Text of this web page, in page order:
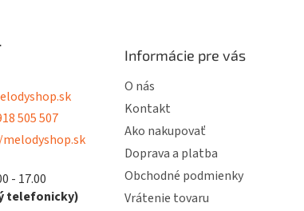
505 507
- 17.00
telefonicky)
Informácie pre vás
O nás
Kontakt
Ako nakupovať
Doprava a platba
Obchodné podmienky
Vrátenie tovaru